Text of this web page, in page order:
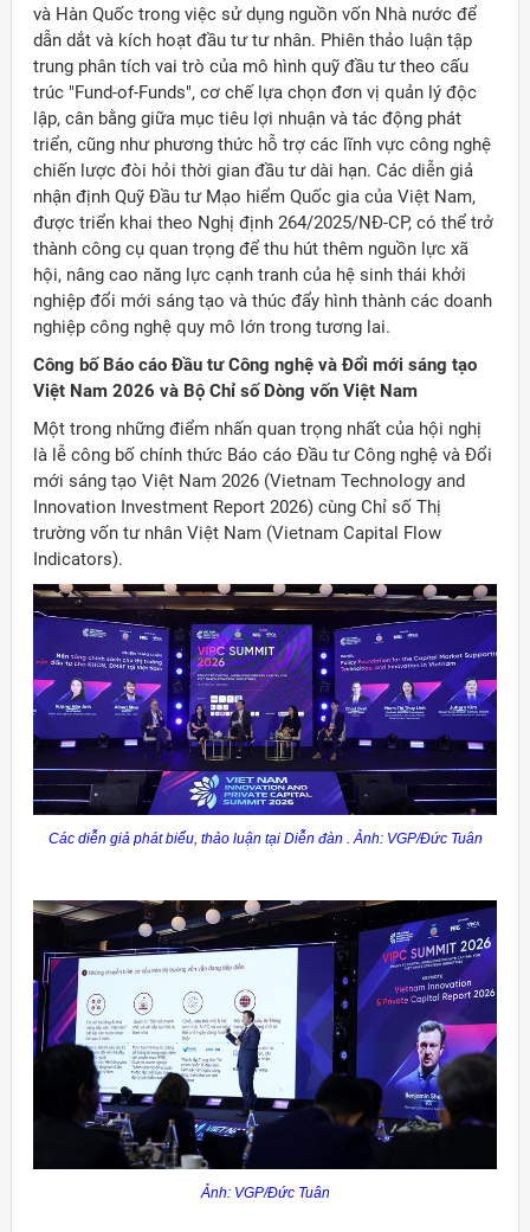
và Hàn Quốc trong việc sử dụng nguồn vốn Nhà nước để
dẫn dắt và kích hoạt đầu tư tư nhân. Phiên thảo luận tập
trung phân tích vai trò của mô hình quỹ đầu tư theo cấu
trúc "Fund-of-Funds", cơ chế lựa chọn đơn vị quản lý độc
lập, cân bằng giữa mục tiêu lợi nhuận và tác động phát
triển, cũng như phương thức hỗ trợ các lĩnh vực công nghệ
chiến lược đòi hỏi thời gian đầu tư dài hạn. Các diễn giả
nhận định Quỹ Đầu tư Mạo hiểm Quốc gia của Việt Nam,
được triển khai theo Nghị định 264/2025/NĐ-CP, có thể trở
thành công cụ quan trọng để thu hút thêm nguồn lực xã
hội, nâng cao năng lực cạnh tranh của hệ sinh thái khởi
nghiệp đổi mới sáng tạo và thúc đẩy hình thành các doanh
nghiệp công nghệ quy mô lớn trong tương lai.
Công bố Báo cáo Đầu tư Công nghệ và Đổi mới sáng tạo
Việt Nam 2026 và Bộ Chỉ số Dòng vốn Việt Nam
Một trong những điểm nhấn quan trọng nhất của hội nghị
là lễ công bố chính thức Báo cáo Đầu tư Công nghệ và Đổi
mới sáng tạo Việt Nam 2026 (Vietnam Technology and
Innovation Investment Report 2026) cùng Chỉ số Thị
trường vốn tư nhân Việt Nam (Vietnam Capital Flow
Indicators).
Các diễn giả phát biểu, thảo luận tại Diễn đàn . Ảnh: VGP/Đức Tuân
Ảnh: VGP/Đức Tuân